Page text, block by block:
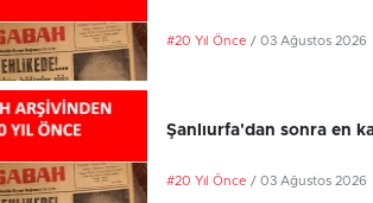
#20 Yıl Önce / 03 Ağustos 2026
Şanlıurfa'dan sonra en
#20 Yıl Önce / 03 Ağustos 2026